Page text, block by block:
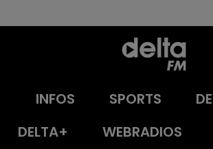
INFOS SPORTS
DELTA+
WEBRADIOS